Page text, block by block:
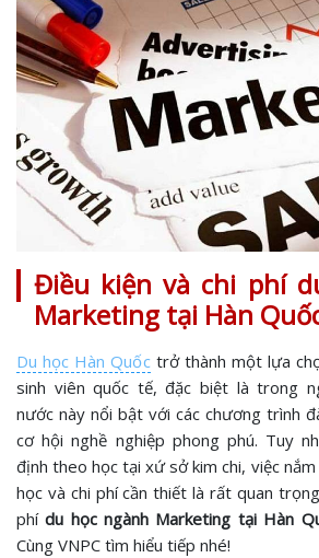
Điều kiện và chi phí
Marketing tại Hàn
Du học Hàn Quốctrở thành một lựa
sinh viên quốc tế, đặc biệt là trong
nước này nổi bật với các chương trình
cơ hội nghề nghiệp phong phú. Tuy
định theo học tại xứ sở kim chi, việc nắm
học và chi phí cần thiết là rất quan
phídu học ngành Marketing tại Hàn
Cùng VNPC tìm hiểu tiếp nhé!